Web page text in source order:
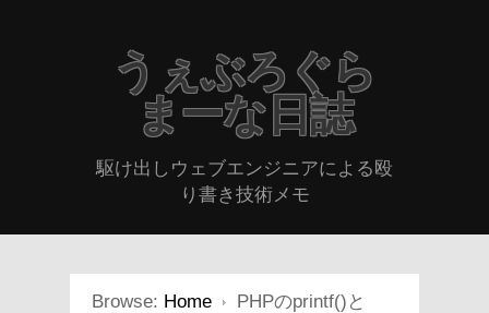
うぇぶろぐら
まーな日誌
駆け出しウェブエンジニアによる殴
り書き技術メモ
Browse: Home
PHPのprintf()と